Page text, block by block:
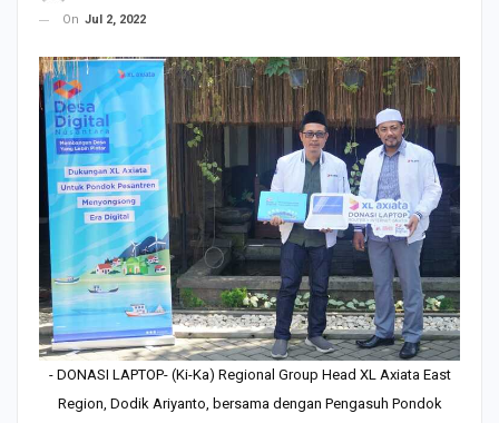
On Jul 2, 2022
- DONASI LAPTOP- (Ki-Ka) Regional Group Head XL Axiata East
Region, Dodik Ariyanto, bersama dengan Pengasuh Pondok